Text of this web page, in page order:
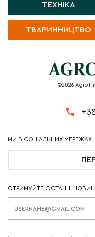
ТЕХНІКА
ТВАРИННИЦТВО
©2026
ОТРИМУЙТЕ ОСТАННІ